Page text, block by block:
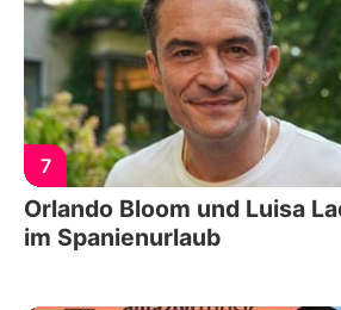
7
Orlando Bloom und Luisa
im Spanienurlaub